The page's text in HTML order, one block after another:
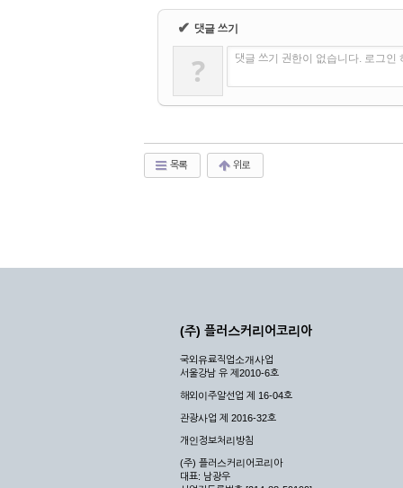
✔ 댓글 쓰기
? 댓글 쓰기 권한이 없습니다. 로그인
목록 위로
(주) 플러스커리어코리아
국외유료직업소개사업
서울강남 유 제2010-6호
해외이주알선업 제 16-04호
관광사업 제 2016-32호
개인정보처리방침
(주) 플러스커리어코리아
대표: 남광우